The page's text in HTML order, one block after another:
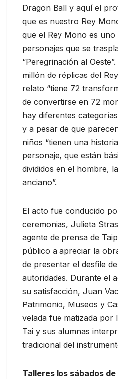
Dragon Ball y aquí el
que es nuestro Rey
que el Rey Mono es uno
personajes que se
“Peregrinación al
millón de réplicas del
relato “tiene 72
de convertirse en 72
hay diferentes
y a pesar de que
niños “tienen una
personaje, que están
divididos en el hombre,
anciano”.
El acto fue conducido
ceremonias, Julieta
agente de prensa de
público a apreciar la
de presentar el desfile
autoridades. Durante el
su satisfacción, Juan
Patrimonio, Museos y
velada fue matizada por
Tai y sus alumnas
tradicional del
Talleres los sábados de